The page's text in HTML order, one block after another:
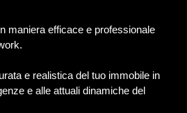
maniera efficace e professionale
e realistica del tuo immobile in
e alle attuali dinamiche del